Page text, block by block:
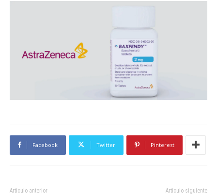
Facebook Twitter Pinterest
Artículo anterior Artículo siguiente